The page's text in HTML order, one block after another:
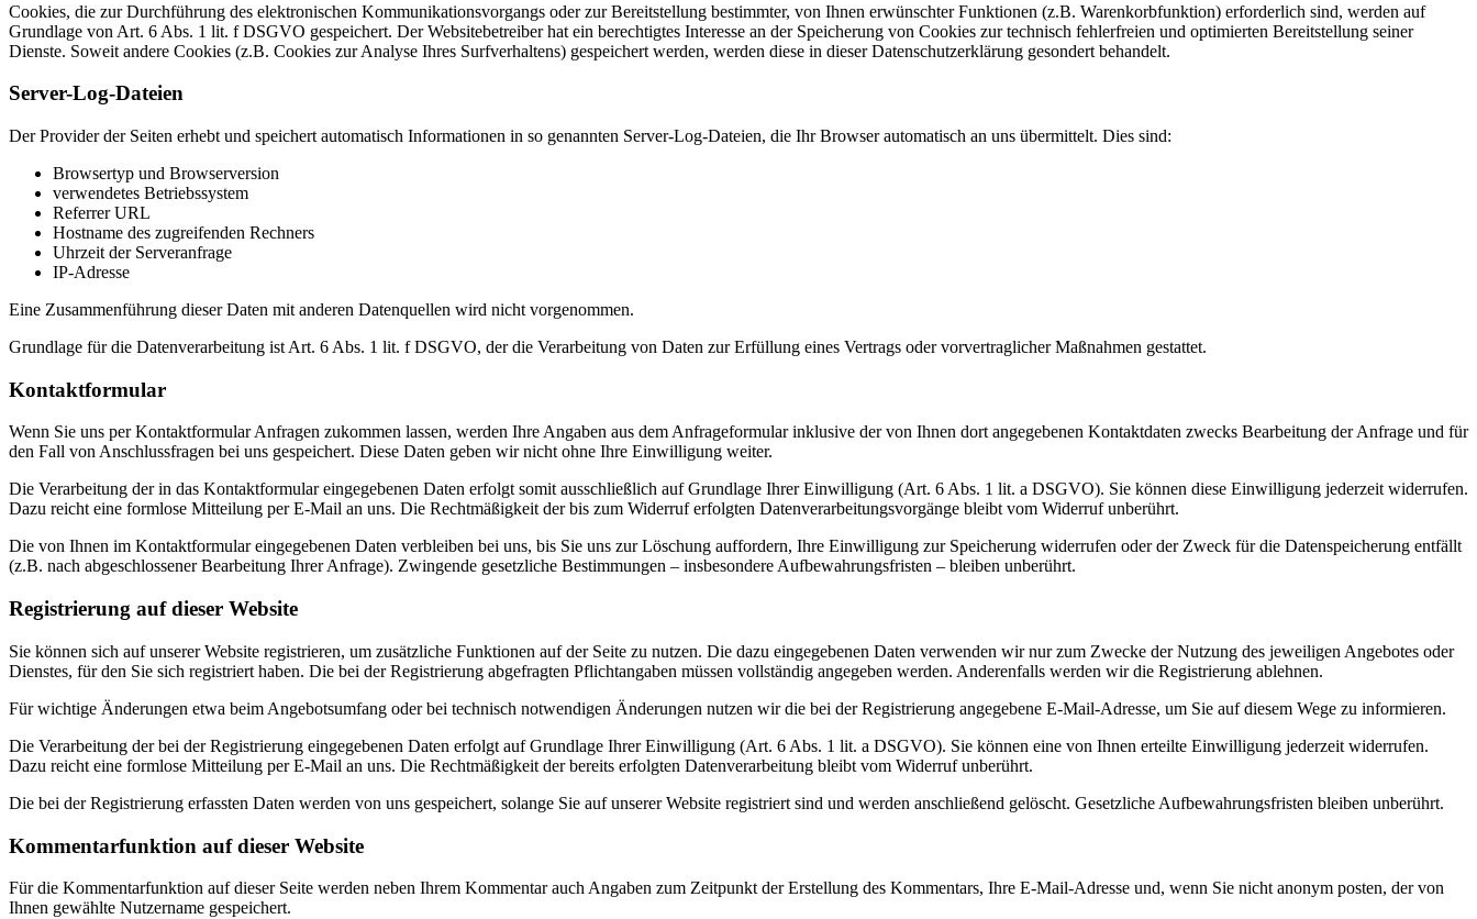
Cookies, die zur Durchführung des elektronischen Kommunikationsvorgangs oder zur Bereitstellung bestimmter, von Ihnen erwünschter Funktionen (z.B. Warenkorbfunktion) erforderlich sind, werden auf
Grundlage von Art. 6 Abs. 1 lit. f DSGVO gespeichert. Der Websitebetreiber hat ein berechtigtes Interesse an der Speicherung von Cookies zur technisch fehlerfreien und optimierten Bereitstellung seiner
Dienste. Soweit andere Cookies (z.B. Cookies zur Analyse Ihres Surfverhaltens) gespeichert werden, werden diese in dieser Datenschutzerklärung gesondert behandelt.
Server-Log-Dateien
Der Provider der Seiten erhebt und speichert automatisch Informationen in so genannten Server-Log-Dateien, die Ihr Browser automatisch an uns übermittelt. Dies sind:
Browsertyp und Browserversion
verwendetes Betriebssystem
Referrer URL
Hostname des zugreifenden Rechners
Uhrzeit der Serveranfrage
IP-Adresse
Eine Zusammenführung dieser Daten mit anderen Datenquellen wird nicht vorgenommen.
Grundlage für die Datenverarbeitung ist Art. 6 Abs. 1 lit. f DSGVO, der die Verarbeitung von Daten zur Erfüllung eines Vertrags oder vorvertraglicher Maßnahmen gestattet.
Kontaktformular
Wenn Sie uns per Kontaktformular Anfragen zukommen lassen, werden Ihre Angaben aus dem Anfrageformular inklusive der von Ihnen dort angegebenen Kontaktdaten zwecks Bearbeitung der Anfrage und für
den Fall von Anschlussfragen bei uns gespeichert. Diese Daten geben wir nicht ohne Ihre Einwilligung weiter.
Die Verarbeitung der in das Kontaktformular eingegebenen Daten erfolgt somit ausschließlich auf Grundlage Ihrer Einwilligung (Art. 6 Abs. 1 lit. a DSGVO). Sie können diese Einwilligung jederzeit widerrufen.
Dazu reicht eine formlose Mitteilung per E-Mail an uns. Die Rechtmäßigkeit der bis zum Widerruf erfolgten Datenverarbeitungsvorgänge bleibt vom Widerruf unberührt.
Die von Ihnen im Kontaktformular eingegebenen Daten verbleiben bei uns, bis Sie uns zur Löschung auffordern, Ihre Einwilligung zur Speicherung widerrufen oder der Zweck für die Datenspeicherung entfällt
(z.B. nach abgeschlossener Bearbeitung Ihrer Anfrage). Zwingende gesetzliche Bestimmungen – insbesondere Aufbewahrungsfristen – bleiben unberührt.
Registrierung auf dieser Website
Sie können sich auf unserer Website registrieren, um zusätzliche Funktionen auf der Seite zu nutzen. Die dazu eingegebenen Daten verwenden wir nur zum Zwecke der Nutzung des jeweiligen Angebotes oder
Dienstes, für den Sie sich registriert haben. Die bei der Registrierung abgefragten Pflichtangaben müssen vollständig angegeben werden. Anderenfalls werden wir die Registrierung ablehnen.
Für wichtige Änderungen etwa beim Angebotsumfang oder bei technisch notwendigen Änderungen nutzen wir die bei der Registrierung angegebene E-Mail-Adresse, um Sie auf diesem Wege zu informieren.
Die Verarbeitung der bei der Registrierung eingegebenen Daten erfolgt auf Grundlage Ihrer Einwilligung (Art. 6 Abs. 1 lit. a DSGVO). Sie können eine von Ihnen erteilte Einwilligung jederzeit widerrufen.
Dazu reicht eine formlose Mitteilung per E-Mail an uns. Die Rechtmäßigkeit der bereits erfolgten Datenverarbeitung bleibt vom Widerruf unberührt.
Die bei der Registrierung erfassten Daten werden von uns gespeichert, solange Sie auf unserer Website registriert sind und werden anschließend gelöscht. Gesetzliche Aufbewahrungsfristen bleiben unberührt.
Kommentarfunktion auf dieser Website
Für die Kommentarfunktion auf dieser Seite werden neben Ihrem Kommentar auch Angaben zum Zeitpunkt der Erstellung des Kommentars, Ihre E-Mail-Adresse und, wenn Sie nicht anonym posten, der von
Ihnen gewählte Nutzername gespeichert.